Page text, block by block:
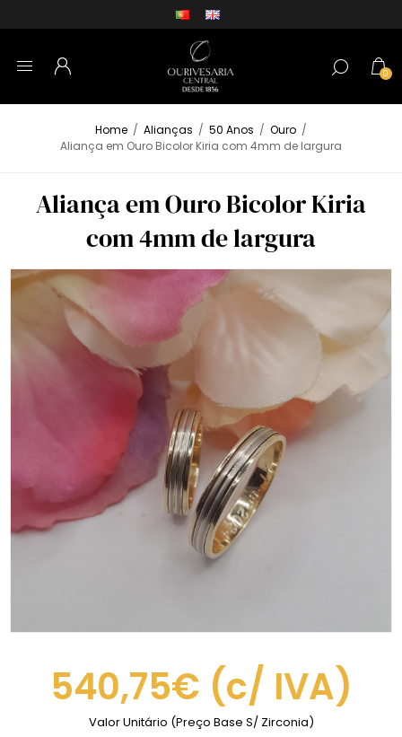
0
Home / Alianças / 50 Anos / Ouro /
Aliança em Ouro Bicolor Kiria com 4mm de largura
Aliança em Ouro Bicolor Kiria
com 4mm de largura
540,75€ (c/ IVA)
Valor Unitário (Preço Base S/ Zirconia)